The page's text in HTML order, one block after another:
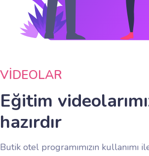
VİDEOLAR
Eğitim
hazırdır
Butik otel programımızın kullanımı